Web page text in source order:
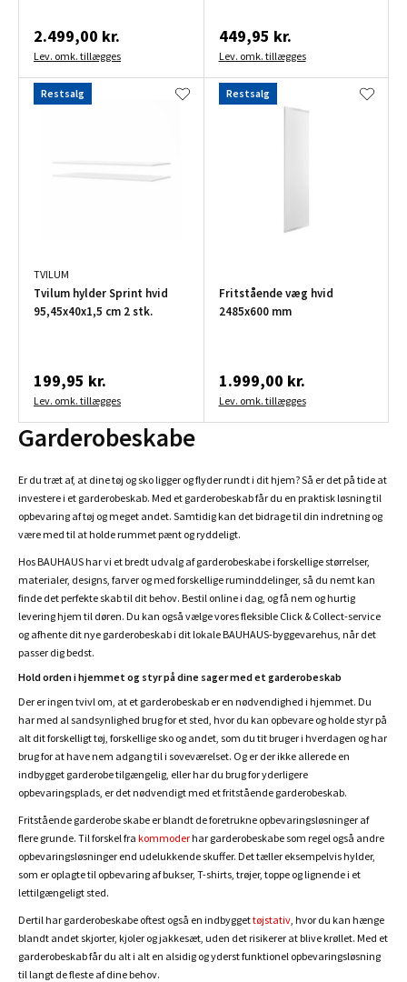
2.499,00 kr.
Lev. omk. tillægges
449,95 kr.
Lev. omk. tillægges
Restsalg
TVILUM
Tvilum hylder Sprint hvid
95,45x40x1,5 cm 2 stk.
199,95 kr.
Lev. omk. tillægges
Restsalg
Fritstående væg hvid
2485x600 mm
1.999,00 kr.
Lev. omk. tillægges
Garderobeskabe
Er du træt af, at dine tøj og sko ligger og flyder rundt i dit hjem? Så er det på tide at
investere i et garderobeskab. Med et garderobeskab får du en praktisk løsning til
opbevaring af tøj og meget andet. Samtidig kan det bidrage til din indretning og
være med til at holde rummet pænt og ryddeligt.
Hos BAUHAUS har vi et bredt udvalg af garderobeskabe i forskellige størrelser,
materialer, designs, farver og med forskellige ruminddelinger, så du nemt kan
finde det perfekte skab til dit behov. Bestil online i dag, og få nem og hurtig
levering hjem til døren. Du kan også vælge vores fleksible Click & Collect-service
og afhente dit nye garderobeskab i dit lokale BAUHAUS-byggevarehus, når det
passer dig bedst.
Hold orden i hjemmet og styr på dine sager med et garderobeskab
Der er ingen tvivl om, at et garderobeskab er en nødvendighed i hjemmet. Du
har med al sandsynlighed brug for et sted, hvor du kan opbevare og holde styr på
alt dit forskelligt tøj, forskellige sko og andet, som du tit bruger i hverdagen og har
brug for at have nem adgang til i soveværelset. Og er der ikke allerede en
indbygget garderobe tilgængelig, eller har du brug for yderligere
opbevaringsplads, er det nødvendigt med et fritstående garderobeskab.
Fritstående garderobe skabe er blandt de foretrukne opbevaringsløsninger af
flere grunde. Til forskel fra kommoder har garderobeskabe som regel også andre
opbevaringsløsninger end udelukkende skuffer. Det tæller eksempelvis hylder,
som er oplagte til opbevaring af bukser, T-shirts, trøjer, toppe og lignende i et
lettilgængeligt sted.
Dertil har garderobeskabe oftest også en indbyggettøjstativ , hvor du kan hænge
blandt andet skjorter, kjoler og jakkesæt, uden det risikerer at blive krøllet. Med et
garderobeskab får du alt i alt en alsidig og yderst funktionel opbevaringsløsning
til langt de fleste af dine behov.